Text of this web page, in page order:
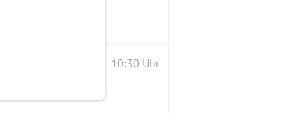
10:30 Uhr